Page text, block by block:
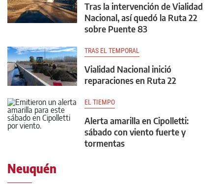
Tras la intervención de Vialidad
Nacional, así quedó la Ruta 22
sobre Puente 83
TRAS EL TEMPORAL
Vialidad Nacional inició
reparaciones en Ruta 22
EL TIEMPO
Alerta amarilla en Cipolletti:
sábado con viento fuerte y
tormentas
Neuquén